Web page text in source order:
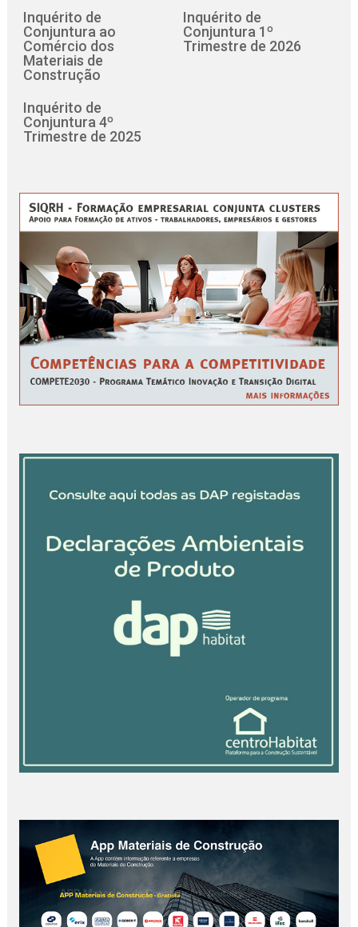
Inquérito de
Conjuntura ao
Comércio dos
Materiais de
Construção
Inquérito de
Conjuntura 1º
Trimestre de 2026
Inquérito de
Conjuntura 4º
Trimestre de 2025